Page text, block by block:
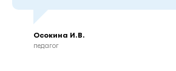
Осокина И.В.
педагог